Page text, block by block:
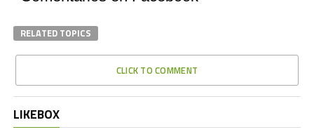
RELATED TOPICS
CLICK TO COMMENT
LIKEBOX